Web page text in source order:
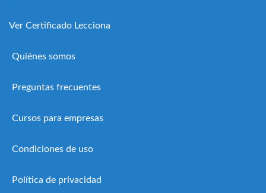
Ver Certificado Lecciona
Quiénes somos
Preguntas frecuentes
Cursos para empresas
Condiciones de uso
Política de privacidad